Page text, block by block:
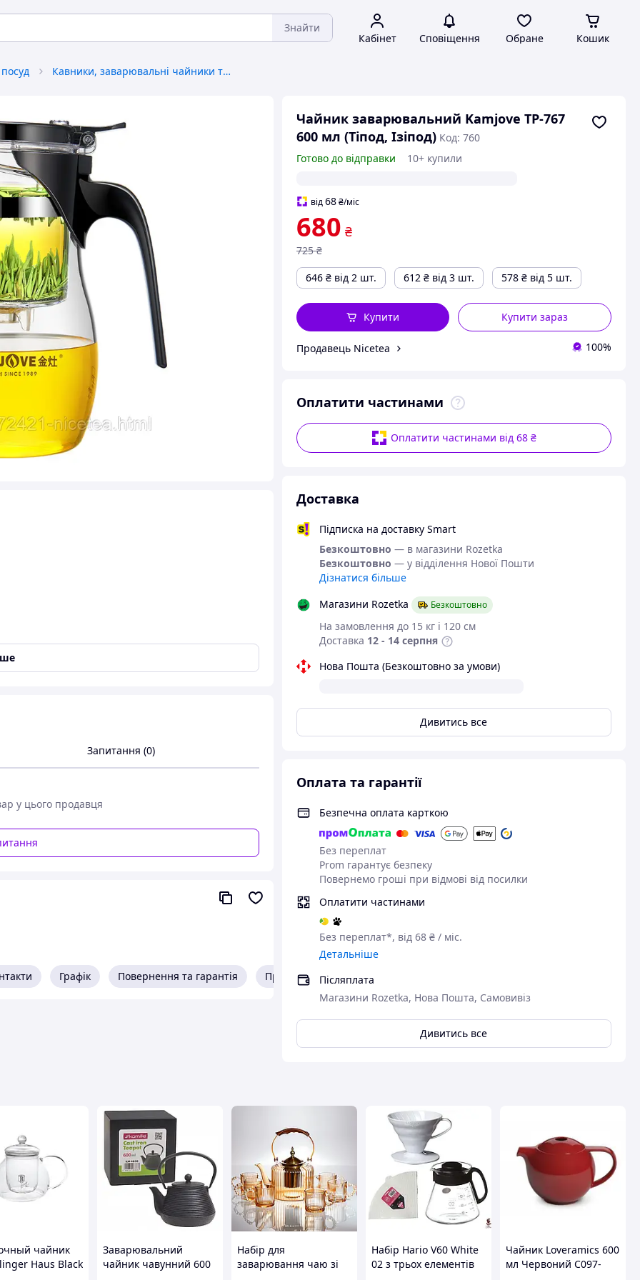
Знайти
Кабінет Сповіщення Обране Кошик
Кавники, заварювальні чайники та аксесуари
Чайник заварювальний Kamjove TP-767
600 мл (Тіпод, Ізіпод) Код: 760
Готово до відправки
10+ купили
від68 ₴/міс
680 ₴
725 ₴
646 ₴ від 2 шт. 612 ₴ від 3 шт. 578 ₴ від 5 шт.
Купити зараз
Купити
Продавець Nicetea 100%
Оплатити частинами
Оплатити частинами від 68 ₴
Доставка
Підписка на доставку Smart
Безкоштовно — в магазини Rozetka
Безкоштовно — у відділення Нової Пошти
Дізнатися більше
Магазини Rozetka
Безкоштовно
На замовлення до 15 кг і 120 см
Доставка 12 - 14 серпня
Нова Пошта (Безкоштовно за умови)
Дивитись все
Оплата та гарантії
Безпечна оплата карткою
Без переплат
Prom гарантує безпеку
Повернемо гроші при відмові від посилки
Оплатити частинами
Без переплат*, від 68 ₴ / міс.
Детальніше
Післяплата
Магазини Rozetka, Нова Пошта, Самовивіз
Дивитись все
багато разів. У той же час, чайний настій
чайника Ви швидко і без зусиль зможете
розкішний Червоний, ніжний Зелений, Білий і
за процесом приготування чаю і
і термостійкого скла з зручною
чистого харчового пластику, має
кнопкою на кришці, завдяки чому
Запитання (0)
у цього продавця
Графік Повернення та гарантія Про продавця
чайник
Haus Black
Заварювальний
чайник чавунний 600
Набір для
заварювання чаю зі
Набір Hario V60 White
02 з трьох елементів
Чайник Loveramics 600
мл Червоний C097-